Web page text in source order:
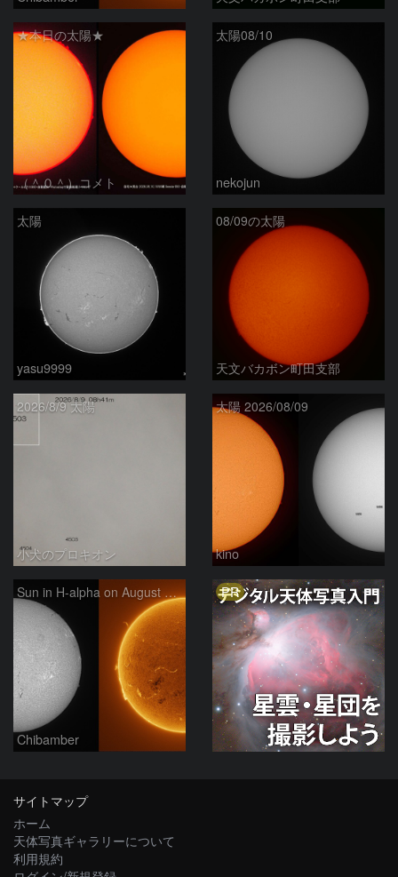
★本日の太陽★
（＾０＾）コメト
太陽08/10
nekojun
太陽
yasu9999
08/09の太陽
天文バカボン町田支部
2026/8/9 太陽
小犬のプロキオン
太陽 2026/08/09
kino
Sun in H-alpha on August 9, 2026
Chibamber
PR
サイトマップ
ホーム
天体写真ギャラリーについて
利用規約